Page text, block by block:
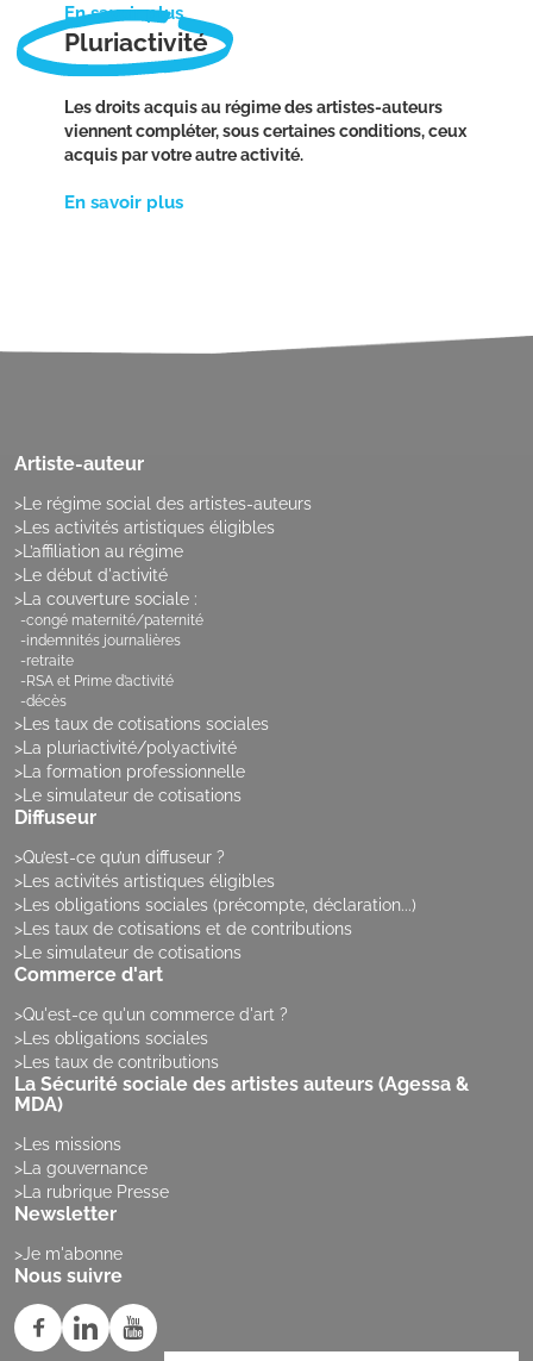
En savoir plus
Pluriactivité
Les droits acquis au régime des artistes-auteurs
viennent compléter, sous certaines conditions, ceux
acquis par votre autre activité.
En savoir plus
Artiste-auteur
Le régime social des artistes-auteurs
Les activités artistiques éligibles
L’affiliation au régime
Le début d'activité
La couverture sociale :
congé maternité/paternité
indemnités journalières
retraite
RSA et Prime d’activité
décès
Les taux de cotisations sociales
La pluriactivité/polyactivité
La formation professionnelle
Le simulateur de cotisations
Diffuseur
Qu’est-ce qu’un diffuseur ?
Les activités artistiques éligibles
Les obligations sociales (précompte, déclaration...)
Les taux de cotisations et de contributions
Le simulateur de cotisations
Commerce d'art
Qu'est-ce qu'un commerce d'art ?
Les obligations sociales
Les taux de contributions
La Sécurité sociale des artistes auteurs (Agessa &
MDA)
Les missions
La gouvernance
La rubrique Presse
Newsletter
Je m'abonne
Nous suivre